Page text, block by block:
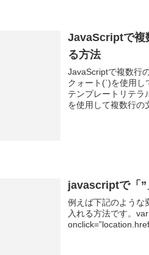
JavaScriptで複
る方法
JavaScriptで複数行
クォート(`)を使用し
テンプレートリテラ
を使用して複数行の
javascriptで「”
例えば下記のような
入れる方法です。